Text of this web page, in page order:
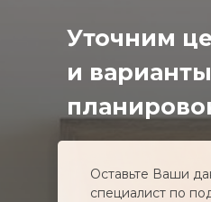
Уточним
и варианты
Оставьте Ваши
специалист по